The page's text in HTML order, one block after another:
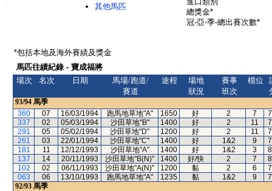
其他馬匹
總獎金*
冠-亞-季-總出賽次數*
*包括本地及海外賽績及獎金
馬匹往績紀錄 - 寶成福將
場次
名次 日期
馬場/跑道/
賽道
途程
場地
狀況
賽事
班次
檔位
93/94 馬季
360
07 16/03/1994 跑馬地草地"A" 1650 好 2 7
337
02 05/03/1994 沙田草地"B" 1400 好 2 11
291
05 05/02/1994 沙田草地"D" 1200 好 2 11
261
03 22/01/1994 沙田草地"C" 1400 好 1&2 9
181
11 12/12/1993 沙田草地"A" 1400 好 1&2 3
137
14 20/11/1993 沙田草地"B(N)" 1400 好/快 2 7
102
02 06/11/1993 沙田草地"A(N)" 1200 黏 2 6
063
06 13/10/1993 跑馬地草地"A" 1235 黏 1&2 9
92/93 馬季